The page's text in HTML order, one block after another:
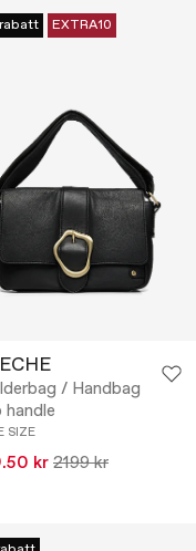
EXTRA10
/ Handbag
handle
SIZE
kr2199 kr